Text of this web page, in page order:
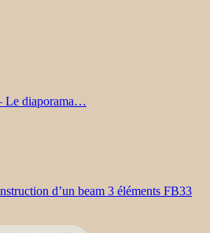
Le diaporama…
d’un beam 3 éléments FB33